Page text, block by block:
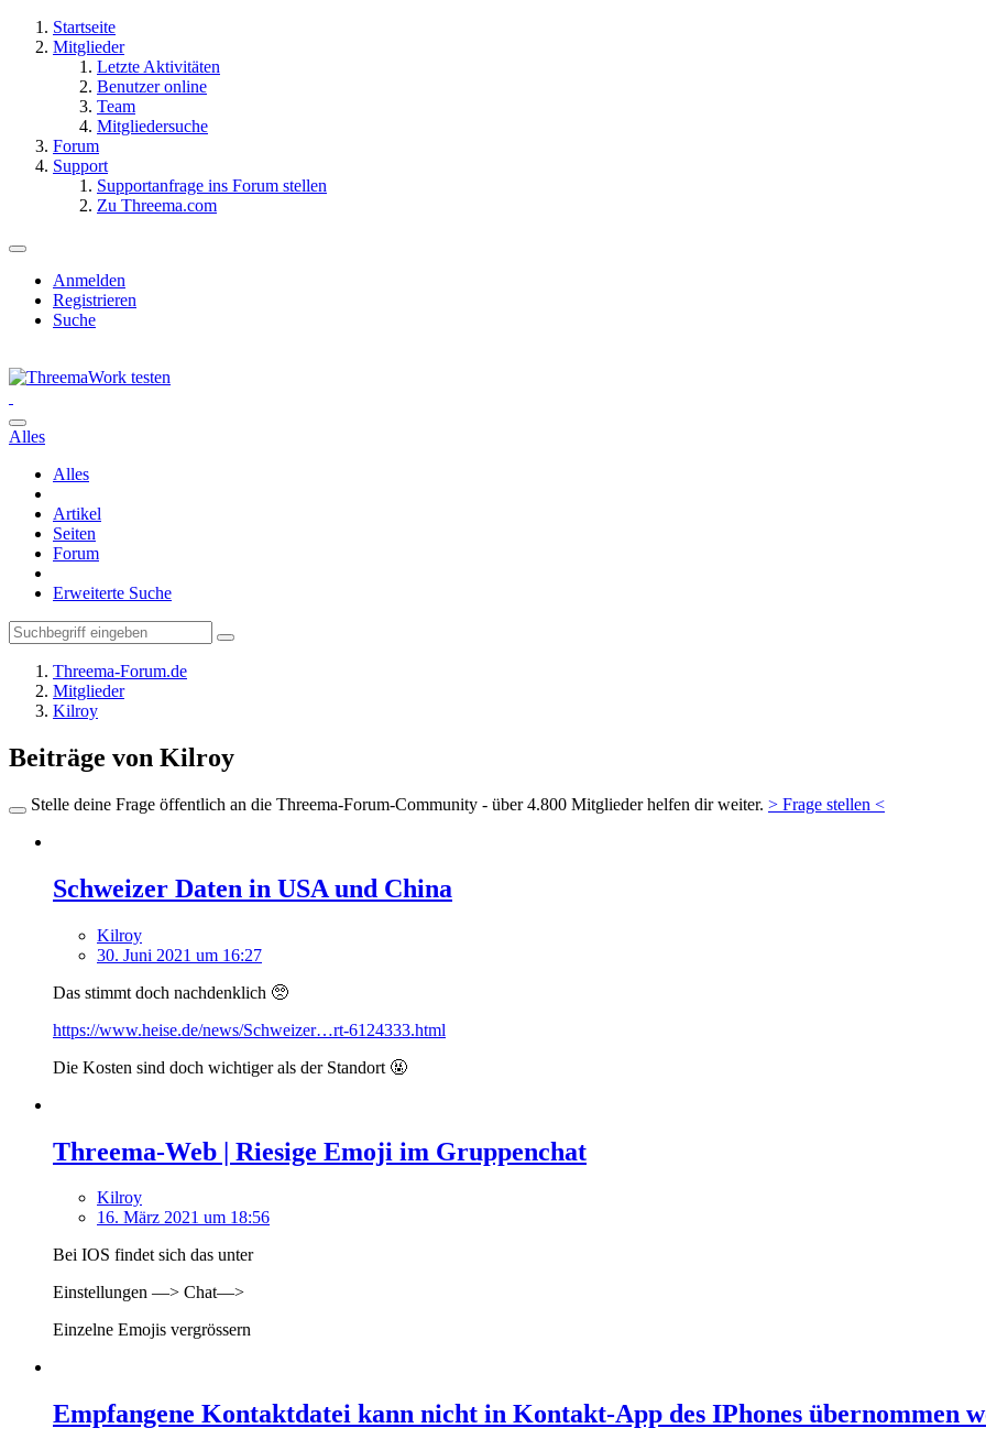
Startseite
Mitglieder
Letzte Aktivitäten
Benutzer online
Team
Mitgliedersuche
Forum
Support
Supportanfrage ins Forum stellen
Zu Threema.com
Anmelden
Registrieren
Suche
Alles
Alles
Artikel
Seiten
Forum
Erweiterte Suche
Threema-Forum.de
Mitglieder
Kilroy
Beiträge von Kilroy
Stelle deine Frage öffentlich an die Threema-Forum-Community - über 4.800 Mitglieder helfen dir weiter. > Frage stellen <
Schweizer Daten in USA und China
Kilroy
30. Juni 2021 um 16:27
Das stimmt doch nachdenklich 🥺
https://www.heise.de/news/Schweizer…rt-6124333.html
Die Kosten sind doch wichtiger als der Standort 🤬
Threema-Web | Riesige Emoji im Gruppenchat
Kilroy
16. März 2021 um 18:56
Bei IOS findet sich das unter
Einstellungen —> Chat—>
Einzelne Emojis vergrössern
Empfangene Kontaktdatei kann nicht in Kontakt-App des IPhones übernommen